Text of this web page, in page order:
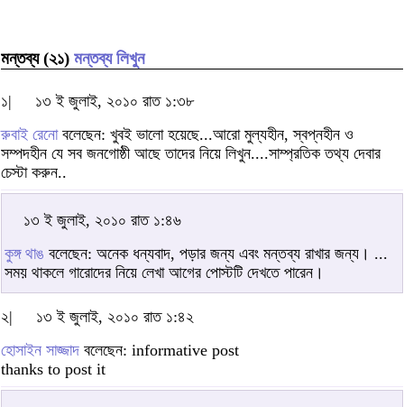
মন্তব্য (২১) মন্তব্য লিখুন
১|
১৩ ই জুলাই, ২০১০ রাত ১:৩৮
রুবাই রেনোবলেছেন: খুবই ভালো হয়েছে...আরো মুল্যহীন, স্বপ্নহীন ও
সম্পদহীন যে সব জনগোষ্ঠী আছে তাদের নিয়ে লিখুন....সাম্প্রতিক তথ্য দেবার
চেস্টা করুন..
১৩ ই জুলাই, ২০১০ রাত ১:৪৬
কুঙ্গ থাঙ বলেছেন: অনেক ধন্যবাদ, পড়ার জন্য এবং মন্তব্য রাখার জন্য। ...
সময় থাকলে গারোদের নিয়ে লেখা আগের পোস্টটি দেখতে পারেন।
২|
১৩ ই জুলাই, ২০১০ রাত ১:৪২
হোসাইন সাজ্জাদ বলেছেন: informative post
thanks to post it